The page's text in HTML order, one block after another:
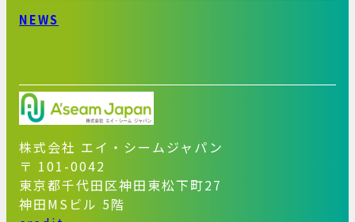
NEWS
株式会社 エイ・シームジャパン
〒 101-0042
東京都千代田区神田東松下町27
神田MSビル 5階